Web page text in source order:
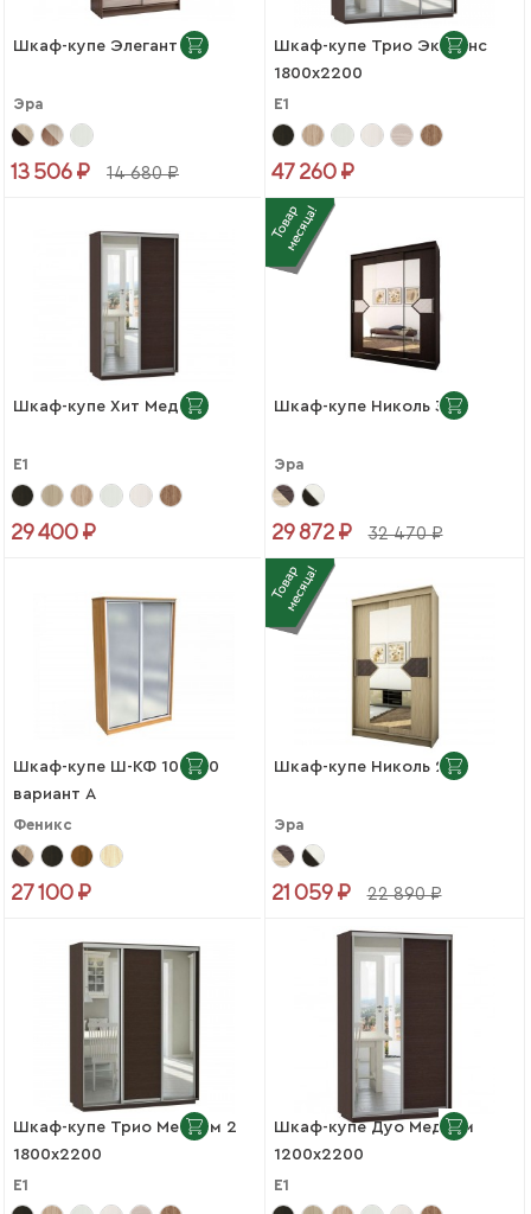
Шкаф-купе Элегант 1
Эра
13 506 ₽ 14 680 ₽
Шкаф-купе Трио Экспенс
1800х2200
Е1
47 260 ₽
Шкаф-купе Хит Медиум
Е1
29 400 ₽
Шкаф-купе Николь 3
Эра
29 872 ₽ 32 470 ₽
Шкаф-купе Ш-КФ 10-450
вариант A
Феникс
27 100 ₽
Шкаф-купе Николь 2
Эра
21 059 ₽ 22 890 ₽
Шкаф-купе Трио Медиум 2
1800х2200
Е1
Шкаф-купе Дуо Медиум
1200х2200
Е1